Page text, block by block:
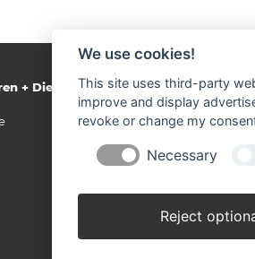
+ Dienstleistungs GmbH
We use cookies!
This site uses third-party
improve and display
revoke or change my
Necessary
Reject